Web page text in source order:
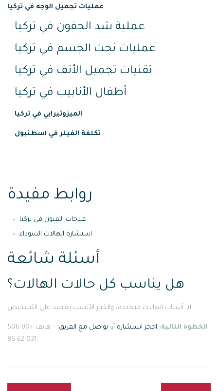
عمليات تجميل الوجه في تركيا
عملية شد الجفون في تركيا
عمليات نحت الجسم في تركيا
تقنيات تجميل الأنف في تركيا
أطفال الأنابيب في تركيا
الميزوثيرابي في تركيا
تكلفة الفيلر في اسطنبول
روابط مفيدة
علاجات العيون في تركيا
استشارة الهالات السوداء
أسئلة شائعة
هل يناسب كل حالات الهالات؟
لا. أسباب الهالات متعددة، والخيار الأنسب يعتمد على التشخيص.
الخطوة التالية: احجز استشارة أو تواصل مع الفريق
— هاتف +90 506
031 62 86.